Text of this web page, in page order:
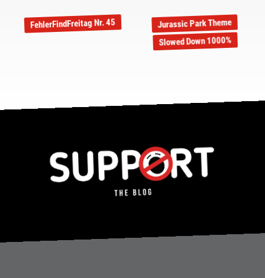
FehlerFindFreitag Nr. 45 Jurassic Park Theme
Slowed Down 1000%